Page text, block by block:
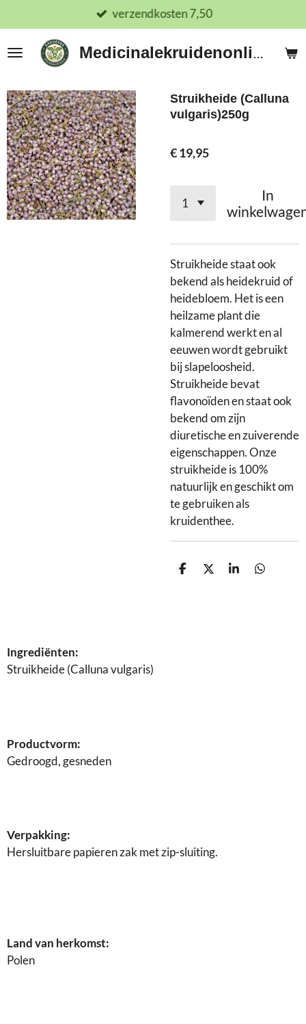
direct
naar
Medicinalekruidenonline.nl
verzendkosten 7,50
Struikheide (Calluna
vulgaris)250g
€ 19,95
In
Struikheide staat ook
bekend als heidekruid of
heidebloem. Het is een
heilzame plant die
kalmerend werkt en al
eeuwen wordt gebruikt
bij slapeloosheid.
Struikheide bevat
flavonoïden en staat ook
bekend om zijn
diuretische en zuiverende
eigenschappen. Onze
struikheide is 100%
natuurlijk en geschikt om
te gebruiken als
kruidenthee.
D
D
S
D
Ingrediënten:
Struikheide (Calluna vulgaris)
Productvorm:
Gedroogd, gesneden
Verpakking:
Hersluitbare papieren zak met zip-sluiting.
Land van herkomst:
Polen